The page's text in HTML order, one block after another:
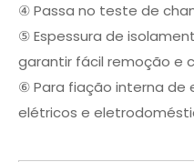
④ Passa no teste de
⑤ Espessura de
garantir fácil remoção e
⑥ Para fiação interna de
elétricos e